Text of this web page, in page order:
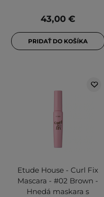
43,00 €
PRIDAŤ DO KOŠÍKA
Etude House - Curl Fix
Mascara - #02 Brown -
Hnedá maskara s